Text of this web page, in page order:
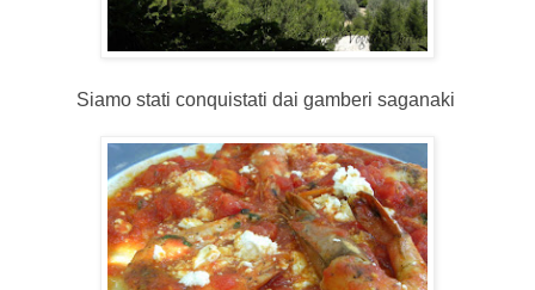
Siamo stati conquistati dai gamberi saganaki